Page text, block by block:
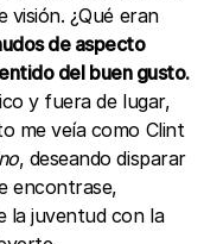
visión. ¿Qué eran
de aspecto
del buen gusto.
y fuera de lugar,
me veía como Clint
, deseando disparar
encontrase,
la juventud con la